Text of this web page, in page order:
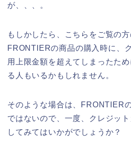
が、、、。
もしかしたら、こちらをご覧の方
FRONTIERの商品の購入時に、
用上限金額を超えてしまったた
る人もいるかもしれません。
そのような場合は、FRONTIER
ではないので、一度、クレジッ
してみてはいかがでしょうか？